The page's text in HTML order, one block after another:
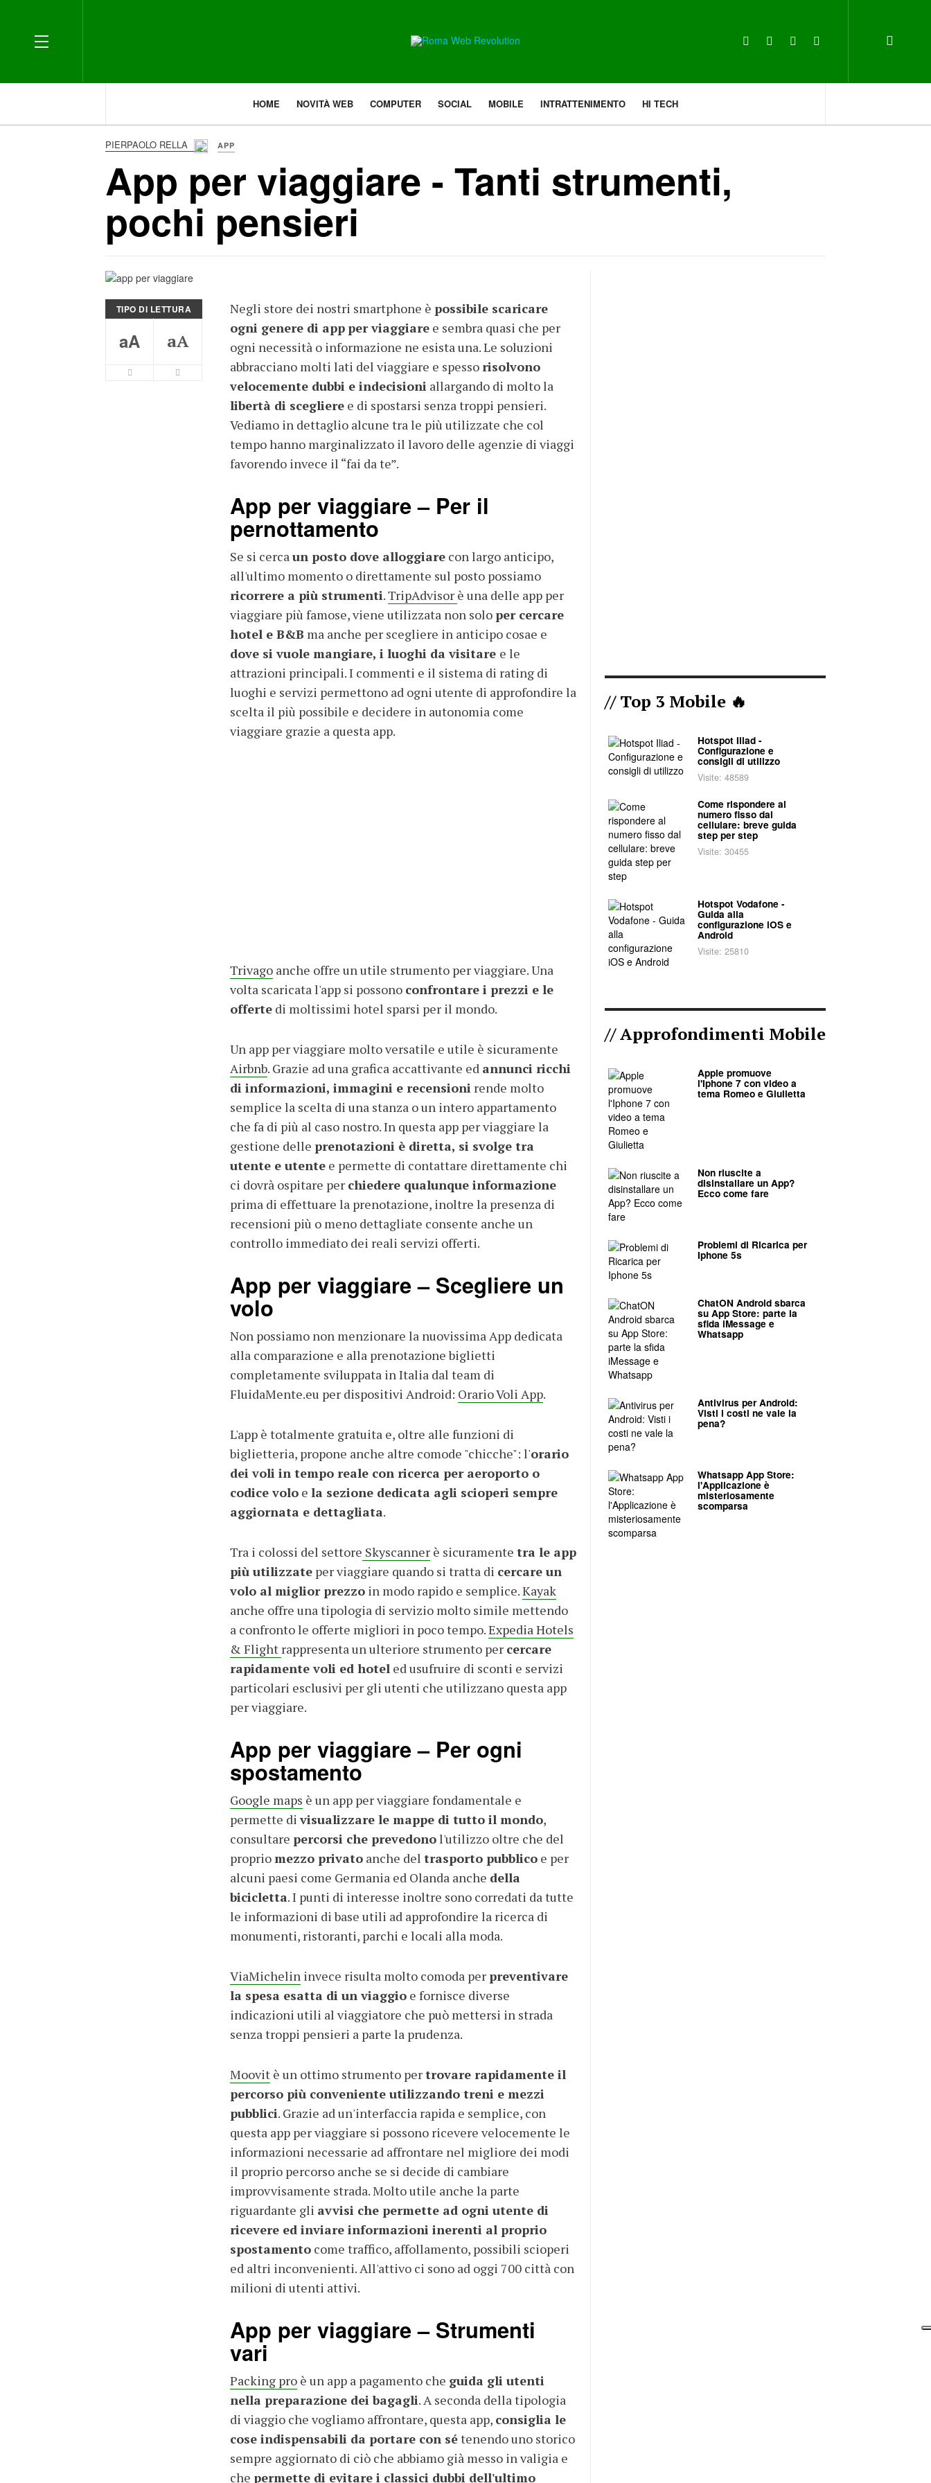
HOME NOVITÀ WEB COMPUTER SOCIAL MOBILE INTRATTENIMENTO HI TECH
PIERPAOLO RELLA APP
App per viaggiare - Tanti strumenti,
pochi pensieri
TIPO DI LETTURA
aA aA
Negli store dei nostri smartphone è possibile scaricare
ogni genere di app per viaggiare e sembra quasi che per
ogni necessità o informazione ne esista una. Le soluzioni
abbracciano molti lati del viaggiare e spesso risolvono
velocemente dubbi e indecisioni allargando di molto la
libertà di scegliere e di spostarsi senza troppi pensieri.
Vediamo in dettaglio alcune tra le più utilizzate che col
tempo hanno marginalizzato il lavoro delle agenzie di viaggi
favorendo invece il “fai da te”.
App per viaggiare – Per il
pernottamento
Se si cerca un posto dove alloggiare con largo anticipo,
all'ultimo momento o direttamente sul posto possiamo
ricorrere a più strumenti.TripAdvisor è una delle app per
viaggiare più famose, viene utilizzata non solo per cercare
hotel e B&B ma anche per scegliere in anticipo cosae e
dove si vuole mangiare, i luoghi da visitare e le
attrazioni principali. I commenti e il sistema di rating di
luoghi e servizi permettono ad ogni utente di approfondire la
scelta il più possibile e decidere in autonomia come
viaggiare grazie a questa app.
Trivago anche offre un utile strumento per viaggiare. Una
volta scaricata l'app si possono confrontare i prezzi e le
offerte di moltissimi hotel sparsi per il mondo.
Un app per viaggiare molto versatile e utile è sicuramente
Airbnb. Grazie ad una grafica accattivante ed annunci ricchi
di informazioni, immagini e recensioni rende molto
semplice la scelta di una stanza o un intero appartamento
che fa di più al caso nostro. In questa app per viaggiare la
gestione delle prenotazioni è diretta, si svolge tra
utente e utente e permette di contattare direttamente chi
ci dovrà ospitare per chiedere qualunque informazione
prima di effettuare la prenotazione, inoltre la presenza di
recensioni più o meno dettagliate consente anche un
controllo immediato dei reali servizi offerti.
App per viaggiare – Scegliere un
volo
Non possiamo non menzionare la nuovissima App dedicata
alla comparazione e alla prenotazione biglietti
completamente sviluppata in Italia dal team di
FluidaMente.eu per dispositivi Android: Orario Voli App.
L'app è totalmente gratuita e, oltre alle funzioni di
biglietteria, propone anche altre comode "chicche": l'orario
dei voli in tempo reale con ricerca per aeroporto o
codice volo e la sezione dedicata agli scioperi sempre
aggiornata e dettagliata.
Tra i colossi del settore Skyscanner è sicuramente tra le app
più utilizzate per viaggiare quando si tratta di cercare un
volo al miglior prezzo in modo rapido e semplice.Kayak
anche offre una tipologia di servizio molto simile mettendo
a confronto le offerte migliori in poco tempo.Expedia Hotels
& Flight rappresenta un ulteriore strumento per cercare
rapidamente voli ed hotel ed usufruire di sconti e servizi
particolari esclusivi per gli utenti che utilizzano questa app
per viaggiare.
App per viaggiare – Per ogni
spostamento
Google maps è un app per viaggiare fondamentale e
permette divisualizzare le mappe di tutto il mondo,
consultare percorsi che prevedonol'utilizzo oltre che del
proprio mezzo privato anche del trasporto pubblico e per
alcuni paesi come Germania ed Olanda anche della
bicicletta. I punti di interesse inoltre sono corredati da tutte
le informazioni di base utili ad approfondire la ricerca di
monumenti, ristoranti, parchi e locali alla moda.
ViaMichelin invece risulta molto comoda per preventivare
la spesa esatta di un viaggio e fornisce diverse
indicazioni utili al viaggiatore che può mettersi in strada
senza troppi pensieri a parte la prudenza.
Moovit è un ottimo strumento pertrovare rapidamente il
percorso più conveniente utilizzando treni e mezzi
pubblici. Grazie ad un'interfaccia rapida e semplice, con
questa app per viaggiare si possono ricevere velocemente le
informazioni necessarie ad affrontare nel migliore dei modi
il proprio percorso anche se si decide di cambiare
improvvisamente strada. Molto utile anche la parte
riguardante gli avvisi che permette ad ogni utente di
ricevere ed inviare informazioni inerenti al proprio
spostamento come traffico, affollamento, possibili scioperi
ed altri inconvenienti. All'attivo ci sono ad oggi 700 città con
milioni di utenti attivi.
App per viaggiare – Strumenti
vari
Packing pro è un app a pagamento che guida gli utenti
nella preparazione dei bagagli. A seconda della tipologia
di viaggio che vogliamo affrontare, questa app, consiglia le
cose indispensabili da portare con sétenendo uno storico
sempre aggiornato di ciò che abbiamo già messo in valigia e
che permette di evitare i classici dubbi dell'ultimo
// Top 3 Mobile 🔥
Hotspot Iliad -
Configurazione e
consigli di utilizzo
Visite: 48589
Come rispondere al
numero fisso dal
cellulare: breve guida
step per step
Visite: 30455
Hotspot Vodafone -
Guida alla
configurazione iOS e
Android
Visite: 25810
// Approfondimenti Mobile
Apple promuove
l'Iphone 7 con video a
tema Romeo e Giulietta
Non riuscite a
disinstallare un App?
Ecco come fare
Problemi di Ricarica per
Iphone 5s
ChatON Android sbarca
su App Store: parte la
sfida iMessage e
Whatsapp
Antivirus per Android:
Visti i costi ne vale la
pena?
Whatsapp App Store:
l'Applicazione è
misteriosamente
scomparsa